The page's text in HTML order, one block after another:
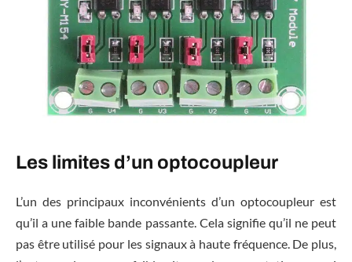
Les limites d’un optocoupleur
L’un des principaux inconvénients d’un optocoupleur est
qu’il a une faible bande passante. Cela signifie qu’il ne peut
pas être utilisé pour les signaux à haute fréquence. De plus,